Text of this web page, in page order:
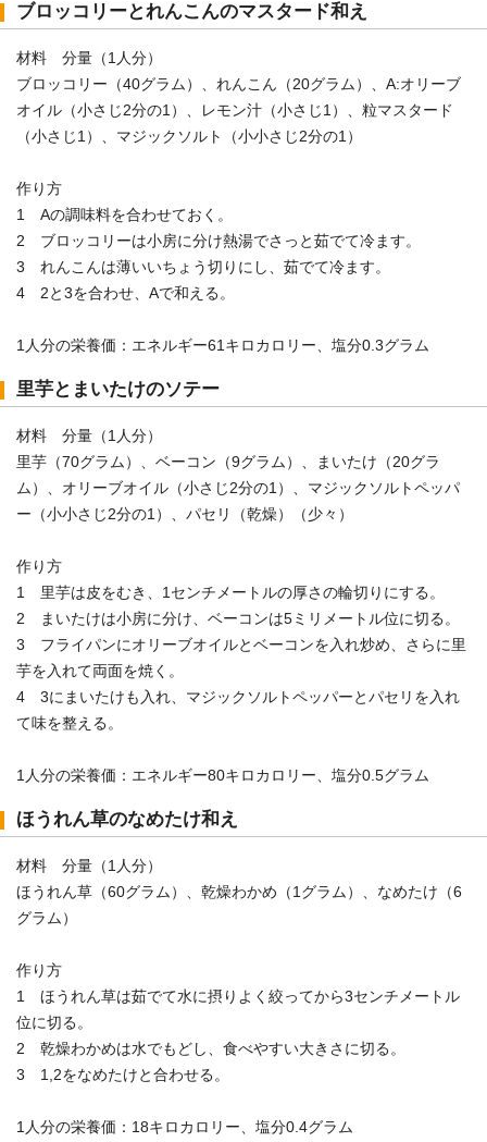
ブロッコリーとれんこんのマスタード和え
材料 分量（1人分）
ブロッコリー（40グラム）、れんこん（20グラム）、A:オリーブ
オイル（小さじ2分の1）、レモン汁（小さじ1）、粒マスタード
（小さじ1）、マジックソルト（小小さじ2分の1）
作り方
1 Aの調味料を合わせておく。
2 ブロッコリーは小房に分け熱湯でさっと茹でて冷ます。
3 れんこんは薄いいちょう切りにし、茹でて冷ます。
4 2と3を合わせ、Aで和える。
1人分の栄養価：エネルギー61キロカロリー、塩分0.3グラム
里芋とまいたけのソテー
材料 分量（1人分）
里芋（70グラム）、ベーコン（9グラム）、まいたけ（20グラ
ム）、オリーブオイル（小さじ2分の1）、マジックソルトペッパ
ー（小小さじ2分の1）、パセリ（乾燥）（少々）
作り方
1 里芋は皮をむき、1センチメートルの厚さの輪切りにする。
2 まいたけは小房に分け、ベーコンは5ミリメートル位に切る。
3 フライパンにオリーブオイルとベーコンを入れ炒め、さらに里
芋を入れて両面を焼く。
4 3にまいたけも入れ、マジックソルトペッパーとパセリを入れ
て味を整える。
1人分の栄養価：エネルギー80キロカロリー、塩分0.5グラム
ほうれん草のなめたけ和え
材料 分量（1人分）
ほうれん草（60グラム）、乾燥わかめ（1グラム）、なめたけ（6
グラム）
作り方
1 ほうれん草は茹でて水に摂りよく絞ってから3センチメートル
位に切る。
2 乾燥わかめは水でもどし、食べやすい大きさに切る。
3 1,2をなめたけと合わせる。
1人分の栄養価：18キロカロリー、塩分0.4グラム